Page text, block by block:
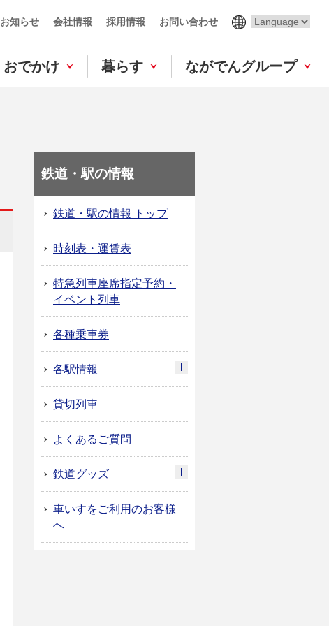
おでかけ 暮らす ながでんグループ
お知らせ 会社情報 採用情報 お問い合わせ
鉄道・駅の情報
鉄道・駅の情報 トップ
時刻表・運賃表
特急列車座席指定予約・
イベント列車
各種乗車券
各駅情報
貸切列車
よくあるご質問
鉄道グッズ
車いすをご利用のお客様
へ